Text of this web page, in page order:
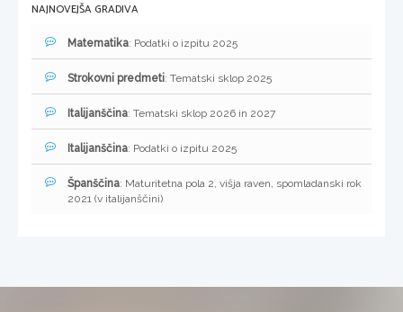
NAJNOVEJŠA GRADIVA
Matematika: Podatki o izpitu 2025
Strokovni predmeti: Tematski sklop 2025
Italijanščina: Tematski sklop 2026 in 2027
Italijanščina: Podatki o izpitu 2025
Španščina: Maturitetna pola 2, višja raven, spomladanski rok
2021 (v italijanščini)